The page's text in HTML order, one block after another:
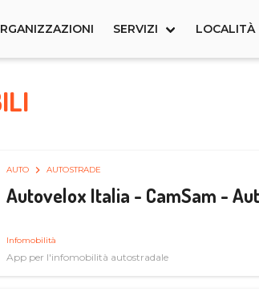
SERVIZI LOCALITÀ
AUTO AUTOSTRADE
Autovelox Italia - CamSam -
Infomobilità
App per l'infomobilità autostradale